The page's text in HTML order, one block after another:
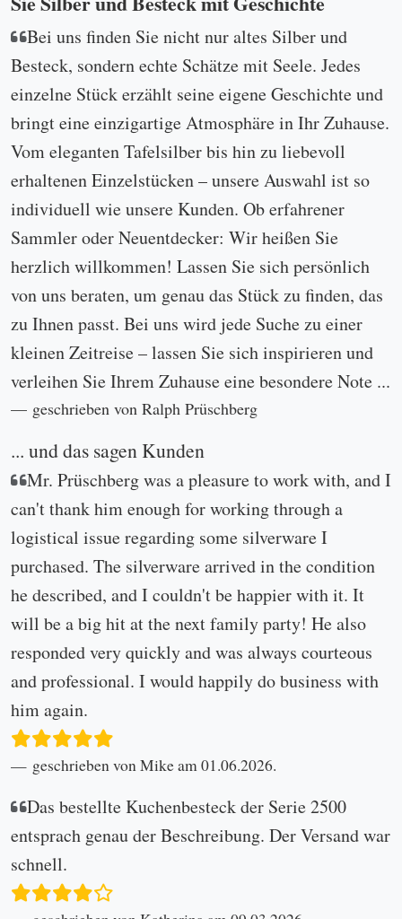
Bei uns finden Sie nicht nur altes Silber und
Besteck, sondern echte Schätze mit Seele. Jedes
einzelne Stück erzählt seine eigene Geschichte und
bringt eine einzigartige Atmosphäre in Ihr Zuhause.
Vom eleganten Tafelsilber bis hin zu liebevoll
erhaltenen Einzelstücken – unsere Auswahl ist so
individuell wie unsere Kunden. Ob erfahrener
Sammler oder Neuentdecker: Wir heißen Sie
herzlich willkommen! Lassen Sie sich persönlich
von uns beraten, um genau das Stück zu finden, das
zu Ihnen passt. Bei uns wird jede Suche zu einer
kleinen Zeitreise – lassen Sie sich inspirieren und
verleihen Sie Ihrem Zuhause eine besondere Note ...
geschrieben von Ralph Prüschberg
... und das sagen Kunden
Mr. Prüschberg was a pleasure to work with, and I
can't thank him enough for working through a
logistical issue regarding some silverware I
purchased. The silverware arrived in the condition
he described, and I couldn't be happier with it. It
will be a big hit at the next family party! He also
responded very quickly and was always courteous
and professional. I would happily do business with
him again.
geschrieben von Mike am 01.06.2026.
Das bestellte Kuchenbesteck der Serie 2500
entsprach genau der Beschreibung. Der Versand war
schnell.